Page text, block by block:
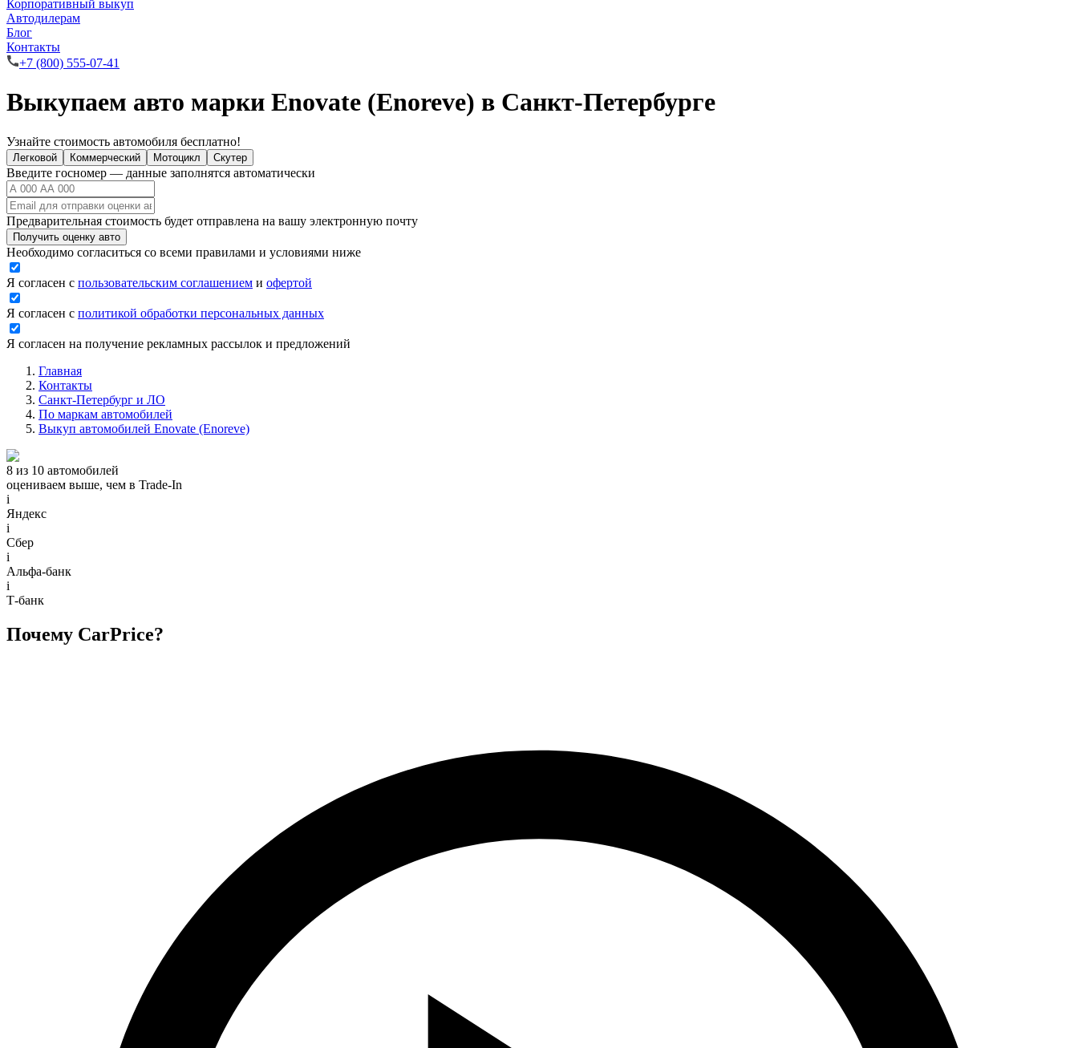
Корпоративный выкуп
Автодилерам
Блог
Контакты
+7 (800) 555-07-41
Выкупаем авто марки Enovate (Enoreve) в Санкт-Петербурге
Узнайте стоимость автомобиля бесплатно!
Легковой Коммерческий Мотоцикл Скутер
Введите госномер — данные заполнятся автоматически
Предварительная стоимость будет отправлена на вашу электронную почту
Получить оценку авто
Необходимо согласиться со всеми правилами и условиями ниже
Я согласен с пользовательским соглашением и офертой
Я согласен с политикой обработки персональных данных
Я согласен на получение рекламных рассылок и предложений
Главная
Контакты
Санкт-Петербург и ЛО
По маркам автомобилей
Выкуп автомобилей Enovate (Enoreve)
8 из 10 автомобилей
оцениваем выше, чем в Trade‑In
i
Яндекс
i
Сбер
i
Альфа-банк
i
Т-банк
Почему CarPrice?